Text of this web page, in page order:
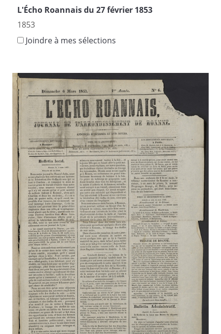
L'Écho Roannais du 27 février 1853
1853
Joindre à mes sélections